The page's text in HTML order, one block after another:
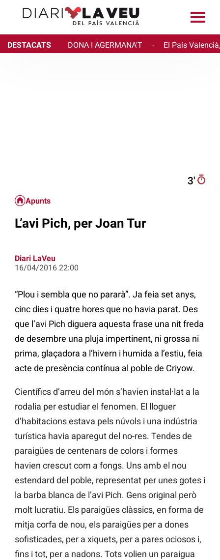
DESTACATS DONA I AGERMANA'T · El País
3′
Apunts
L’avi Pich, per Joan Tur
Diari LaVeu
16/04/2016 22:00
“Plou i sembla que no pararà”. Ja feia set anys,
cinc dies i quatre hores que no havia parat. Des
que l’avi Pich diguera aquesta frase una nit freda
de desembre una pluja impertinent, ni grossa ni
prima, glaçadora a l’hivern i humida a l’estiu, feia
acte de presència contínua al poble de Criyow.
Científics d’arreu del món s’havien instal·lat a la
rodalia per estudiar el fenomen. El lloguer
d’habitacions estava pels núvols i una indústria
turística havia aparegut del no-res. Tendes de
paraigües de centenars de colors i formes
havien crescut com a fongs. Uns amb el nou
estendard del poble, representat per unes gotes i
la barba blanca de l’avi Pich. Gens original però
molt lucratiu. Els paraigües clàssics, en forma de
mitja corfa de nou, els paraigües per a dones
sofisticades, per a xiquets, per a pares ociosos i,
fins i tot, per a nadons. Tots volien un paraigua